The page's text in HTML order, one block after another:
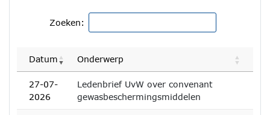
Zoeken:
Datum Onderwerp
27-07-
2026
Ledenbrief UvW over convenant
gewasbeschermingsmiddelen